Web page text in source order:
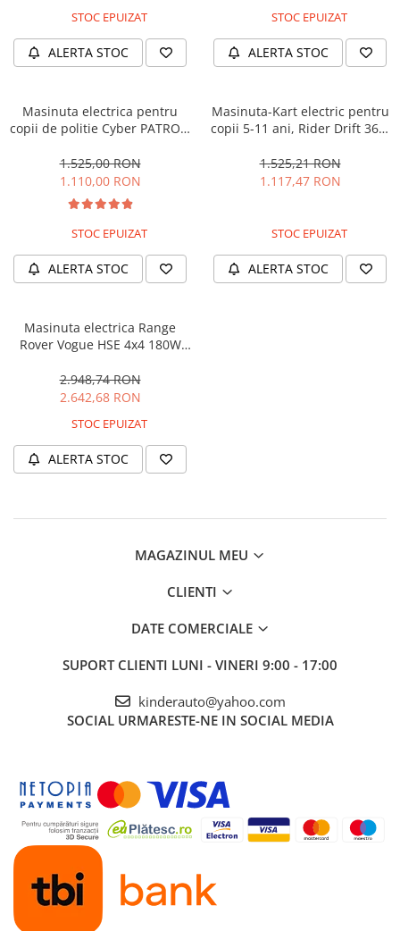
STOC EPUIZAT
ALERTA STOC
STOC EPUIZAT
ALERTA STOC
Masinuta electrica pentru
copii de politie Cyber PATROL,
90W, 12V, Black & White
1.525,00 RON
1.110,00 RON
STOC EPUIZAT
ALERTA STOC
Masinuta-Kart electric pentru
copii 5-11 ani, Rider Drift 360,
1.525,21 RON
1.117,47 RON
STOC EPUIZAT
ALERTA STOC
Masinuta electrica Range
Rover Vogue HSE 4x4 180W
2.948,74 RON
2.642,68 RON
STOC EPUIZAT
ALERTA STOC
MAGAZINUL MEU
CLIENTI
DATE COMERCIALE
SUPORT CLIENTI LUNI - VINERI 9:00 - 17:00
kinderauto@yahoo.com
SOCIAL URMARESTE-NE IN SOCIAL MEDIA